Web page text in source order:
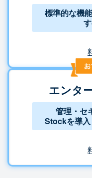
標準的な機
エンタ
管理・セ
Stockを導